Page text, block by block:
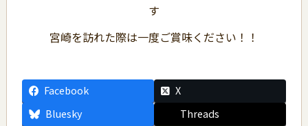
す
宮崎を訪れた際は一度ご賞味ください！！
Facebook
X
Bluesky
Threads